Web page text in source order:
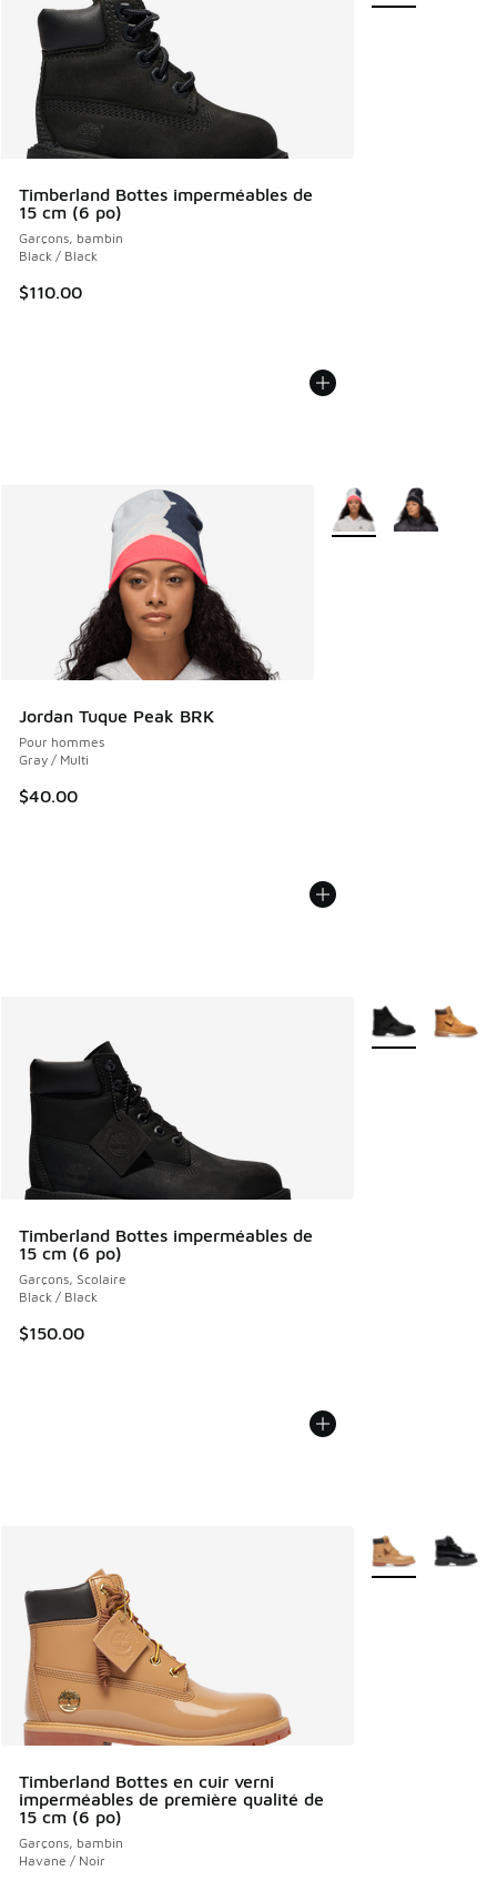
Timberland Bottes imperméables de
15 cm (6 po)
Garçons, bambin
Black / Black
$110.00
Jordan Tuque Peak BRK
Pour hommes
Gray / Multi
$40.00
Plus de couleurs
Timberland Bottes imperméables de
15 cm (6 po)
Garçons, Scolaire
Black / Black
$150.00
Plus de couleurs
Timberland Bottes en cuir verni
imperméables de première qualité de
15 cm (6 po)
Garçons, bambin
Havane / Noir
Plus de couleurs